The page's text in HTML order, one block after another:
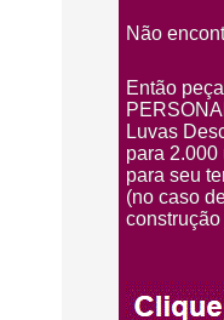
Não
Então
Luvas
para
para seu
(no caso